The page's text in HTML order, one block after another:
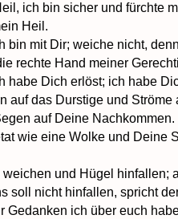
ich bin sicher und fürchte
Heil.
bin mit Dir; weiche nicht,
rechte Hand meiner
habe Dich erlöst; ich habe
auf das Durstige und
auf Deine Nachkommen.
wie eine Wolke und Deine
und Hügel hinfallen;
soll nicht hinfallen, spricht
Gedanken ich über euch